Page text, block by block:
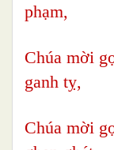
phạm,
Chúa mời
ganh tỵ,
Chúa mời